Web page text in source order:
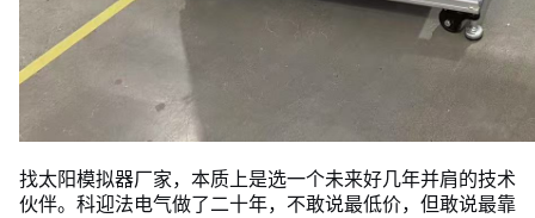
找太阳模拟器厂家，本质上是选一个未来好几年并肩的技术
伙伴。科迎法电气做了二十年，不敢说最低价，但敢说最靠